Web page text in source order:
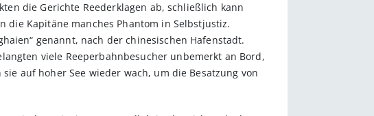
die Gerichte Reederklagen ab, schließlich kann
Kapitäne manches Phantom in Selbstjustiz.
genannt, nach der chinesischen Hafenstadt.
viele Reeperbahnbesucher unbemerkt an Bord,
auf hoher See wieder wach, um die Besatzung von